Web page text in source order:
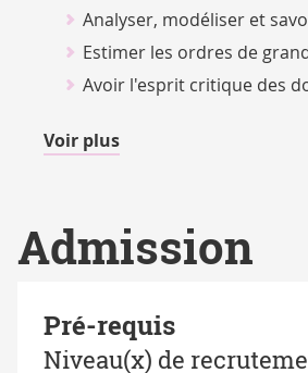
Analyser, modéliser et
Estimer les ordres de
Avoir l'esprit critique des
Voir plusde
Admission
Pré-requis
Niveau(x) de